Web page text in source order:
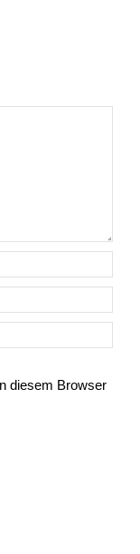
diesem Browser